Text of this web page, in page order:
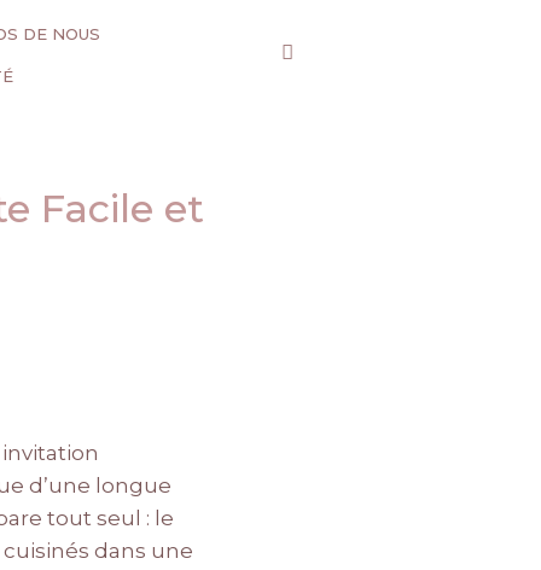
DE NOUS
Facile et
d’une longue
tout seul : le
dans une